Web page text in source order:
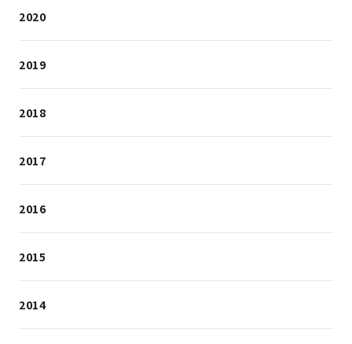
2020
2019
2018
2017
2016
2015
2014